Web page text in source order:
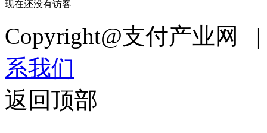
现在还没有访客
Copyright@支付产业
系我们
返回顶部